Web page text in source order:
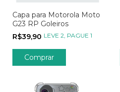
Capa para Motorola Moto
G23 RP Goleiros
R$39,90 LEVE 2, PAGUE 1
Comprar